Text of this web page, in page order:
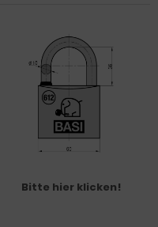
Bitte hier klicken!